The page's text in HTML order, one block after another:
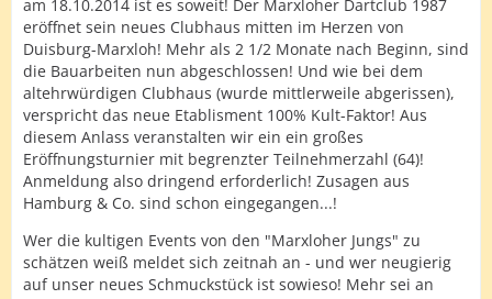
am 18.10.2014 ist es soweit! Der Marxloher Dartclub 1987
eröffnet sein neues Clubhaus mitten im Herzen von
Duisburg-Marxloh! Mehr als 2 1/2 Monate nach Beginn, sind
die Bauarbeiten nun abgeschlossen! Und wie bei dem
altehrwürdigen Clubhaus (wurde mittlerweile abgerissen),
verspricht das neue Etablisment 100% Kult-Faktor! Aus
diesem Anlass veranstalten wir ein ein großes
Eröffnungsturnier mit begrenzter Teilnehmerzahl (64)!
Anmeldung also dringend erforderlich! Zusagen aus
Hamburg & Co. sind schon eingegangen...!
Wer die kultigen Events von den "Marxloher Jungs" zu
schätzen weiß meldet sich zeitnah an - und wer neugierig
auf unser neues Schmuckstück ist sowieso! Mehr sei an